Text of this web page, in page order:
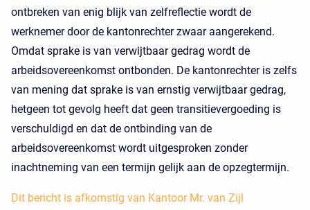
ontbreken van enig blijk van zelfreflectie wordt de
werknemer door de kantonrechter zwaar aangerekend.
Omdat sprake is van verwijtbaar gedrag wordt de
arbeidsovereenkomst ontbonden. De kantonrechter is zelfs
van mening dat sprake is van ernstig verwijtbaar gedrag,
hetgeen tot gevolg heeft dat geen transitievergoeding is
verschuldigd en dat de ontbinding van de
arbeidsovereenkomst wordt uitgesproken zonder
inachtneming van een termijn gelijk aan de opzegtermijn.
Dit bericht is afkomstig van Kantoor Mr. van Zijl